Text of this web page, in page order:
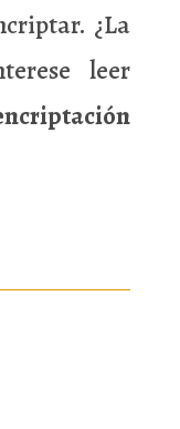
¿La
leer